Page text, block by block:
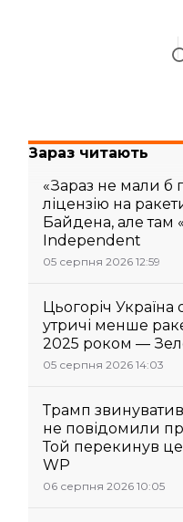
Зараз читають
«Зараз не мали б
ліцензію на
Байдена, але там
Independent
05 серпня 2026 12:59
Цьогоріч Україна
утричі менше
2025 роком —
05 серпня 2026 14:03
Трамп
не повідомили
Той перекинув
WP
06 серпня 2026 10:05